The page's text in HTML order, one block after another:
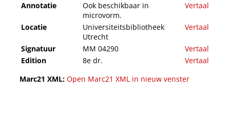
Annotatie
Ook beschikbaar in
microvorm.
Vertaal
Locatie
Universiteitsbibliotheek
Utrecht
Vertaal
Signatuur MM 04290
Vertaal
Edition
8e dr.
Vertaal
Marc21 XML: Open Marc21 XML in nieuw venster